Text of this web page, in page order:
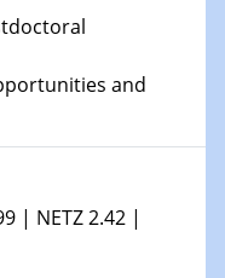
in a changing
and
| NETZ 2.42 |